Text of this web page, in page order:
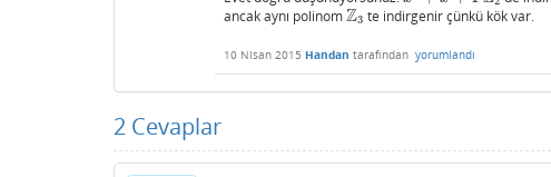
ancak aynı polinomZ3
Z3 te indirgenir çünkü kök var.
10 Nisan 2015 Handan tarafından yorumlandı
2 Cevaplar